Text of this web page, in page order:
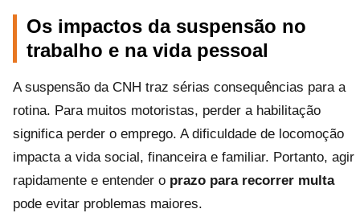
Os impactos da suspensão no
trabalho e na vida pessoal
A suspensão da CNH traz sérias consequências para a
rotina. Para muitos motoristas, perder a habilitação
significa perder o emprego. A dificuldade de locomoção
impacta a vida social, financeira e familiar. Portanto, agir
rapidamente e entender o prazo para recorrer multa
pode evitar problemas maiores.